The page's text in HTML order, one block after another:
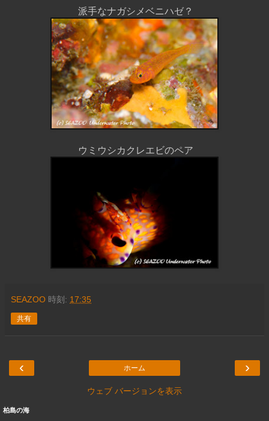
派手なナガシメベニハゼ？
ウミウシカクレエビのペア
SEAZOO 時刻: 17:35
共有
‹ ›
ホーム
ウェブ バージョンを表示
柏島の海